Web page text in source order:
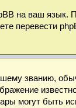
на ваш язык.
перевести
званию,
могут быть